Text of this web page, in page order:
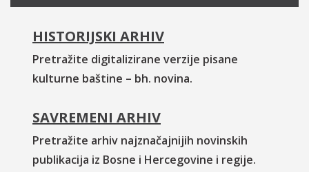
HISTORIJSKI ARHIV
Pretražite digitalizirane verzije pisane
kulturne baštine – bh. novina.
SAVREMENI ARHIV
Pretražite arhiv najznačajnijih novinskih
publikacija iz Bosne i Hercegovine i regije.